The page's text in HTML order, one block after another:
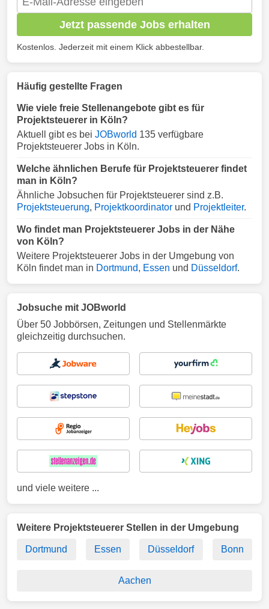
Jetzt passende Jobs erhalten
Kostenlos. Jederzeit mit einem Klick abbestellbar.
Häufig gestellte Fragen
Wie viele freie Stellenangebote gibt es für
Projektsteuerer in Köln?
Aktuell gibt es bei JOBworld 135 verfügbare
Projektsteuerer Jobs in Köln.
Welche ähnlichen Berufe für Projektsteuerer findet
man in Köln?
Ähnliche Jobsuchen für Projektsteuerer sind z.B.
Projektsteuerung, Projektkoordinator und Projektleiter.
Wo findet man Projektsteuerer Jobs in der Nähe
von Köln?
Weitere Projektsteuerer Jobs in der Umgebung von
Köln findet man in Dortmund, Essen und Düsseldorf.
Jobsuche mit JOBworld
Über 50 Jobbörsen, Zeitungen und Stellenmärkte
gleichzeitig durchsuchen.
und viele weitere ...
Weitere Projektsteuerer Stellen in der Umgebung
Dortmund Essen Düsseldorf Bonn
Aachen